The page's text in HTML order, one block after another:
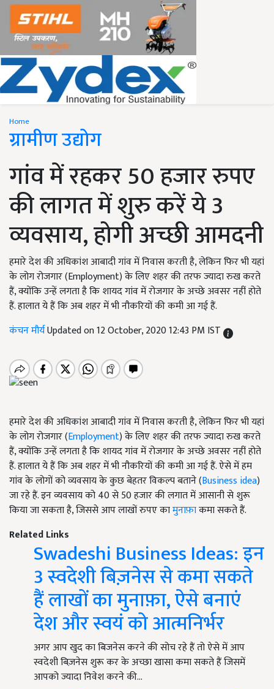
Home
ग्रामीण उद्योग
गांव में रहकर 50 हजार रुपए
की लागत में शुरु करें ये 3
व्यवसाय, होगी अच्छी आमदनी
हमारे देश की अधिकांश आबादी गांव में निवास करती है, लेकिन फिर भी यहां
के लोग रोजगार (Employment) के लिए शहर की तरफ ज्यादा रुख करते
हैं, क्योंकि उन्हें लगता है कि शायद गांव में रोजगार के अच्छे अवसर नहीं होते
हैं. हालात ये हैं कि अब शहर में भी नौकरियों की कमी आ गई हैं.
कंचन मौर्यUpdated on 12 October, 2020 12:43 PM IST
हमारे देश की अधिकांश आबादी गांव में निवास करती है, लेकिन फिर भी यहां
के लोग रोजगार (Employment) के लिए शहर की तरफ ज्यादा रुख करते
हैं, क्योंकि उन्हें लगता है कि शायद गांव में रोजगार के अच्छे अवसर नहीं होते
हैं. हालात ये हैं कि अब शहर में भी नौकरियों की कमी आ गई हैं. ऐसे में हम
गांव के लोगों को व्यवसाय के कुछ बेहतर विकल्प बताने (Business idea)
जा रहे हैं. इन व्यवसाय को 40 से 50 हजार की लगात में आसानी से शुरू
किया जा सकता है, जिससे आप लाखों रुपए कामुनाफ़ाकमा सकते हैं.
Related Links
Swadeshi Business Ideas: इन
3 स्वदेशी बिज़नेस से कमा सकते
हैं लाखों का मुनाफ़ा, ऐसे बनाएं
देश और स्वयं को आत्मनिर्भर
अगर आप खुद का बिजनेस करने की सोच रहे हैं तो ऐसे में आप
स्वदेशी बिज़नेस शुरू कर के अच्छा खासा कमा सकते हैं जिसमें
आपको ज्यादा निवेश करने की…